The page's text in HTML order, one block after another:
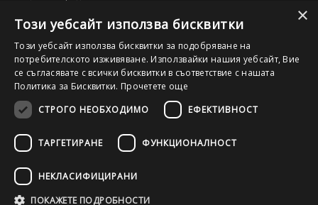
Моят профил
Моят профил
История на поръчките
Желани продукти
203010795
×
Този уебсайт използва бисквитки
Този уебсайт използва бисквитки за подобряване на
потребителското изживяване. Използвайки нашия уебсайт, Вие
се съгласявате с всички бисквитки в съответствие с нашата
Политика за Бисквитки. Прочетете още
СТРОГО НЕОБХОДИМО
ЕФЕКТИВНОСТ
ТАРГЕТИРАНЕ ФУНКЦИОНАЛНОСТ
НЕКЛАСИФИЦИРАНИ
ПОКАЖЕТЕ ПОДРОБНОСТИ